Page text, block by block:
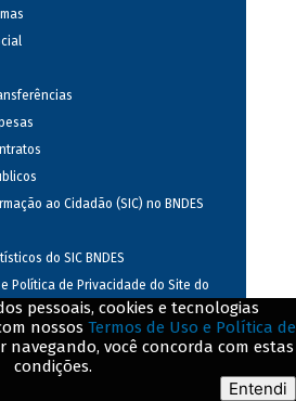
ao Cidadão (SIC) no BNDES
do SIC BNDES
Política de Privacidade do Site do
prestação de contas
pessoais, cookies e tecnologias
nossos Termos de Uso e Política de
navegando, você concorda com estas
condições.
Entendi